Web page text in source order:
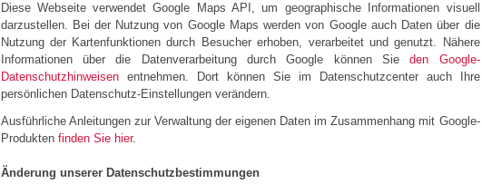
Diese Webseite verwendet Google Maps API, um geographische Informationen visuell
darzustellen. Bei der Nutzung von Google Maps werden von Google auch Daten über die
Nutzung der Kartenfunktionen durch Besucher erhoben, verarbeitet und genutzt. Nähere
Informationen über die Datenverarbeitung durch Google können Sieden Google-
Datenschutzhinweisenentnehmen. Dort können Sie im Datenschutzcenter auch Ihre
persönlichen Datenschutz-Einstellungen verändern.
Ausführliche Anleitungen zur Verwaltung der eigenen Daten im Zusammenhang mit Google-
Produktenfinden Sie hier.
Änderung unserer Datenschutzbestimmungen